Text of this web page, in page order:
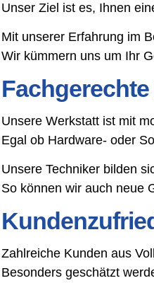
Unser Ziel ist es, Ihnen
Mit unserer Erfahrung im
Wir kümmern uns um Ihr
Unsere Werkstatt ist mit
Egal ob Hardware- oder
Unsere Techniker bilden
So können wir auch neue
Zahlreiche Kunden aus
Besonders geschätzt